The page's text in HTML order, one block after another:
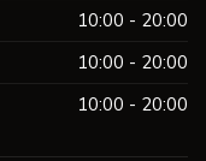
10:00 - 20:00
10:00 - 20:00
10:00 - 20:00